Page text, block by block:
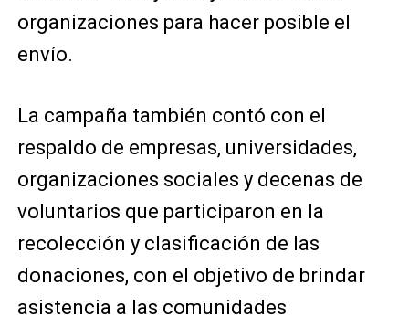
organizaciones para hacer posible el
envío.
La campaña también contó con el
respaldo de empresas, universidades,
organizaciones sociales y decenas de
voluntarios que participaron en la
recolección y clasificación de las
donaciones, con el objetivo de brindar
asistencia a las comunidades